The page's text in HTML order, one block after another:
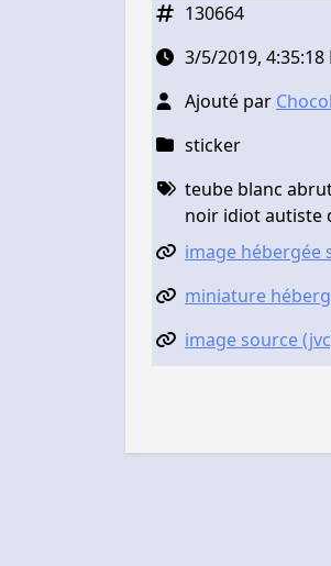
130664
3/5/2019, 4:35:18
Ajouté par
sticker
teube blanc
noir idiot autiste
image hébergée
miniature
image source